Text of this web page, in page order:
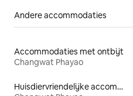
Andere accommodaties
Accommodaties met ontbijt
Changwat Phayao
Huisdiervriendelijke accommodaties